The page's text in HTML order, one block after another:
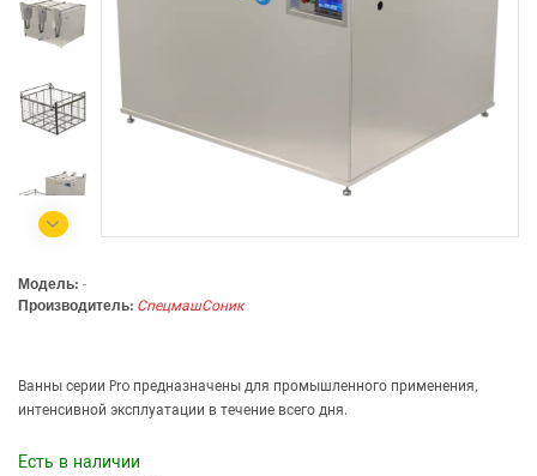
Сервисный центр:
+375 44
220004, г. Минск, ул. Западная,
11а, оф. 2
Режим работы:
с 8:00 до 17:00, сб, вс - выходной
Модель: -
Производитель: СпецмашСоник
Ванны серии Pro предназначены для промышленного применения,
интенсивной эксплуатации в течение всего дня.
Есть в наличии